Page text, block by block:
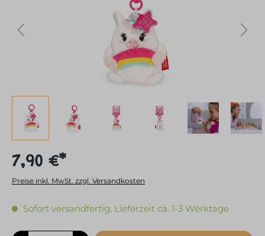
7,90 €*
Preise inkl. MwSt. zzgl. Versandkosten
Sofort versandfertig, Lieferzeit ca. 1-3 Werktage